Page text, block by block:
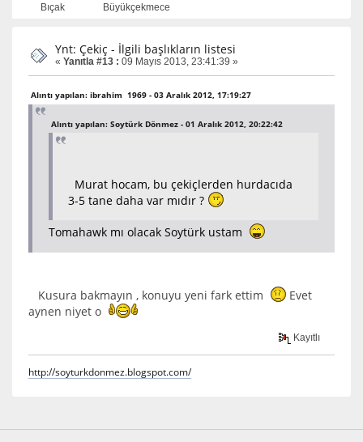
Bıçak
Büyükçekmece
Ynt: Çekiç - İlgili başlıkların listesi
« Yanıtla #13 : 09 Mayıs 2013, 23:41:39 »
Alıntı yapılan: ibrahim 1969 - 03 Aralık 2012, 17:19:27
Alıntı yapılan: Soytürk Dönmez - 01 Aralık 2012, 20:22:42
Murat hocam, bu çekiçlerden hurdacıda
3-5 tane daha var mıdır ?
Tomahawk mı olacak Soytürk ustam
Kusura bakmayın , konuyu yeni fark ettim
Evet
aynen niyet o
Kayıtlı
http://soyturkdonmez.blogspot.com/